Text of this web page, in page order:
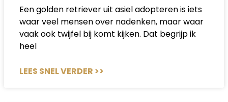
Een golden retriever uit asiel adopteren is iets
waar veel mensen over nadenken, maar waar
vaak ook twijfel bij komt kijken. Dat begrijp ik
heel
LEES SNEL VERDER >>